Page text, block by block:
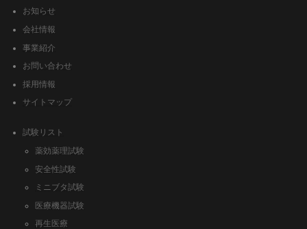
お知らせ
会社情報
事業紹介
お問い合わせ
採用情報
サイトマップ
試験リスト
薬効薬理試験
安全性試験
ミニブタ試験
医療機器試験
再生医療